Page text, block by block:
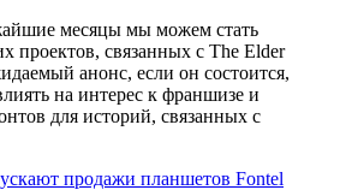
месяцы мы можем стать
проектов, связанных с The Elder
анонс, если он состоится,
на интерес к франшизе и
для историй, связанных с
продажи планшетов Fontel